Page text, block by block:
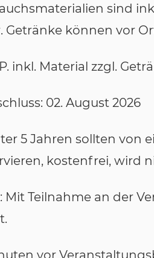
sind
Getränke können vor
inkl. Material zzgl.
02. August 2026
5 Jahren sollten von
kostenfrei, wird
Mit Teilnahme an der
vor